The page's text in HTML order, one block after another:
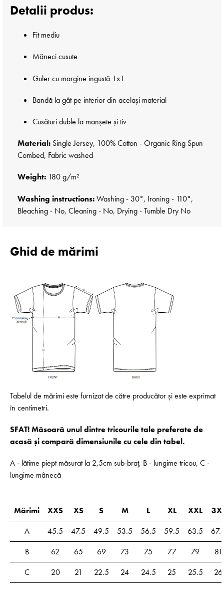
Detalii produs:
Fit mediu
Măneci cusute
Guler cu margine îngustă 1x1
Bandă la gât pe interior din același material
Cusături duble la manșete și tiv
Material: Single Jersey, 100% Cotton - Organic Ring Spun
Combed, Fabric washed
Weight: 180 g/m²
Washing instructions:Washing - 30°, Ironing - 110°,
Bleaching - No, Cleaning - No, Drying - Tumble Dry No
Ghid de mărimi
Tabelul de mărimi este furnizat de către producător și este exprimat
în centimetri.
SFAT! Măsoară unul dintre tricourile tale preferate de
acasă și compară dimensiunile cu cele din tabel.
A - lătime piept măsurat la 2,5cm sub-braț, B - lungime tricou, C -
lungime mânecă
Mărimi XXS XS S M L XL XXL
A
45.5 47.5 49.5 53.5 56.5 59.5 63.5
B
62 65 69 73 75 77 79
81
C
20 21 22.5 24 24.5 25 25.5 26